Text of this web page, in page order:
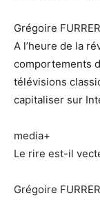
Grégoire FURRER
A l’heure de la
comportements
télévisions
capitaliser sur
media+
Le rire est-il
Grégoire FURRER